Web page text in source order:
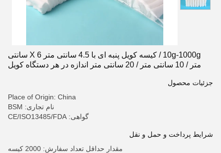
10g-1000g / کیسه کویل پنبه ای با 4.5 سانتی متر X 6 سانتی
متر / 10 سانتی متر / 20 سانتی متر اندازه در هر دستگاه کویل
جزئیات محصول
Place of Origin: China
نام تجاری: BSM
گواهی: CE/ISO13485/FDA
شرایط پرداخت و حمل و نقل
مقدار حداقل تعداد سفارش: 2000 کیسه